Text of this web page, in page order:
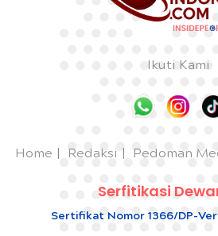
Ikuti Kami
Home Redaksi Pedoman
Serfitikasi
Sertifikat Nomor 1366/DP-